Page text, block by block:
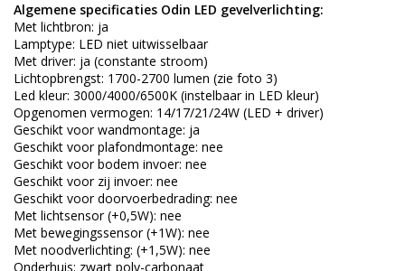
Algemene specificaties Odin LED gevelverlichting:
Met lichtbron: ja
Lamptype: LED niet uitwisselbaar
Met driver: ja (constante stroom)
Lichtopbrengst: 1700-2700 lumen (zie foto 3)
Led kleur: 3000/4000/6500K (instelbaar in LED kleur)
Opgenomen vermogen: 14/17/21/24W (LED + driver)
Geschikt voor wandmontage: ja
Geschikt voor plafondmontage: nee
Geschikt voor bodem invoer: nee
Geschikt voor zij invoer: nee
Geschikt voor doorvoerbedrading: nee
Met lichtsensor (+0,5W): nee
Met bewegingssensor (+1W): nee
Met noodverlichting: (+1,5W): nee
Onderhuis: zwart poly-carbonaat